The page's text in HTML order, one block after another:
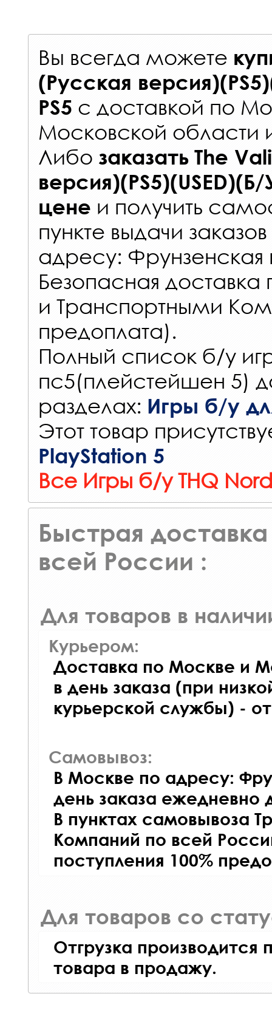
Вы всегда можете
(Русская
PS5 с доставкой по
Московской области
Либо заказать The
версия)(PS5)(USED)(Б/
цене и получить
пункте выдачи заказов
адресу: Фрунзенская
Безопасная
и Транспортными
предоплата).
Полный список б/у
пс5(плейстейшен 5)
разделах: Игры б/у
Этот товар
PlayStation 5
Все Игры б/у THQ
Быстрая доставка
всей России :
Для товаров в
Курьером:
Доставка по Москве и
в день заказа (при
курьерской службы) -
Самовывоз:
В Москве по адресу:
день заказа ежедневно
В пунктах самовывоза
Компаний по всей
поступления 100%
Для товаров со
Отгрузка производится
товара в продажу.